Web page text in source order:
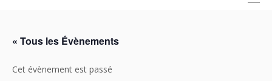
« Tous les Évènements
Cet évènement est passé